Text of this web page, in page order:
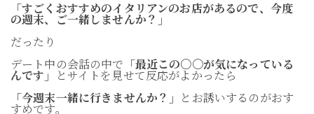
「すごくおすすめのイタリアンのお店があるので、今度
の週末、ご一緒しませんか？」
だったり
デート中の会話の中で 「最近この〇〇が気になっている
んです」
とサイトを見せて反応がよかったら
「今週末一緒に行きませんか？」 とお誘いするのがおす
すめです。